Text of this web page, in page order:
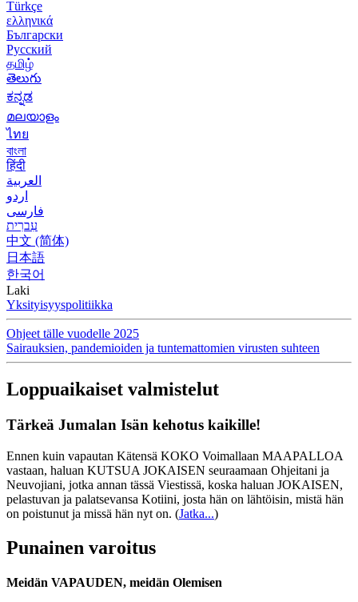
Türkçe
ελληνικά
Български
Русский
தமிழ்
తెలుగు
ಕನ್ನಡ
മലയാളം
ไทย
বাংলা
हिंदी
العربية
اردو
فارسی
עִברִית
中文 (简体)
日本語
한국어
Laki
Yksityisyyspolitiikka
Ohjeet tälle vuodelle 2025
Sairauksien, pandemioiden ja tuntemattomien virusten suhteen
Loppuaikaiset valmistelut
Tärkeä Jumalan Isän kehotus kaikille!
Ennen kuin vapautan Kätensä KOKO Voimallaan MAAPALLOA
vastaan, haluan KUTSUA JOKAISEN seuraamaan Ohjeitani ja
Neuvojiani, jotka annan tässä Viestissä, koska haluan JOKAISEN,
pelastuvan ja palatsevansa Kotiini, josta hän on lähtöisin, mistä hän
on poistunut ja missä hän nyt on. (Jatka...)
Punainen varoitus
Meidän VAPAUDEN, meidän Olemisen